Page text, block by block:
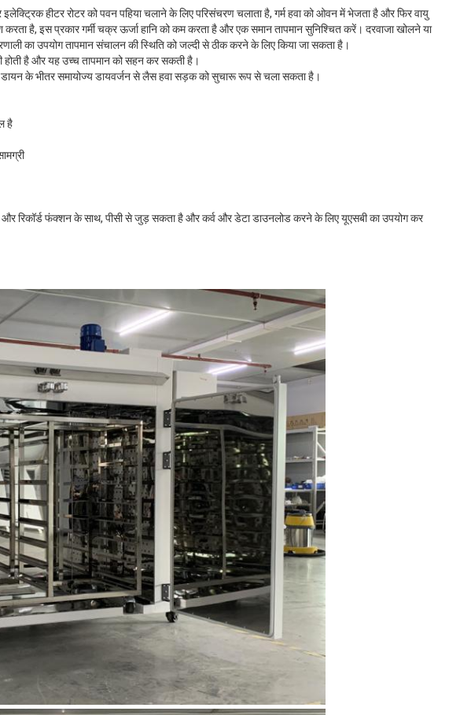
हीटर रोटर को पवन पहिया चलाने के लिए परिसंचरण चलाता है, गर्म हवा को ओवन में भेजता है और फिर वायु
करता है, इस प्रकार गर्मी चक्र ऊर्जा हानि को कम करता है और एक समान तापमान सुनिश्चित करें। दरवाजा खोलने या
का उपयोग तापमान संचालन की स्थिति को जल्दी से ठीक करने के लिए किया जा सकता है।
होती है और यह उच्च तापमान को सहन कर सकती है।
डायन के भीतर समायोज्य डायवर्जन से लैस हवा सड़क को सुचारू रूप से चला सकता है।
है
और रिकॉर्ड फंक्शन के साथ, पीसी से जुड़ सकता है और कर्व और डेटा डाउनलोड करने के लिए यूएसबी का उपयोग कर